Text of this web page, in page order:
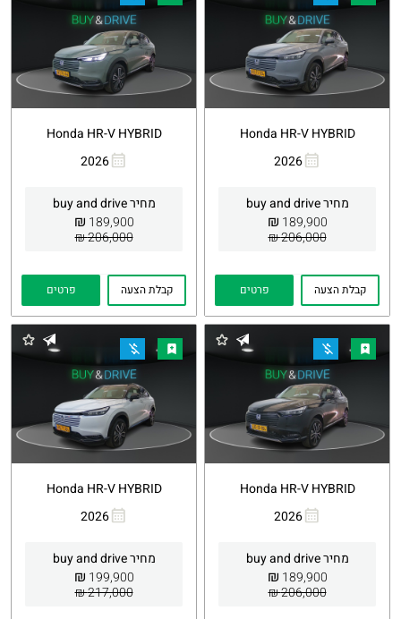
Honda HR-V HYBRID
2026
מחיר buy and drive
189,900
₪
206,000 ₪
Whatsapp
קבלת הצעה פרטים
Honda HR-V HYBRID
2026
מחיר buy and drive
189,900
₪
206,000 ₪
Whatsapp
קבלת הצעה פרטים
Honda HR-V HYBRID
2026
מחיר buy and drive
189,900
₪
206,000 ₪
Whatsapp
Honda HR-V HYBRID
2026
מחיר buy and drive
199,900
₪
217,000 ₪
Whatsapp